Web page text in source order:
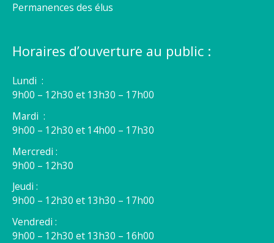
Permanences des élus
Horaires d’ouverture au public :
Lundi :
9h00 – 12h30 et 13h30 – 17h00
Mardi :
9h00 – 12h30 et 14h00 – 17h30
Mercredi :
9h00 – 12h30
Jeudi :
9h00 – 12h30 et 13h30 – 17h00
Vendredi :
9h00 – 12h30 et 13h30 – 16h00